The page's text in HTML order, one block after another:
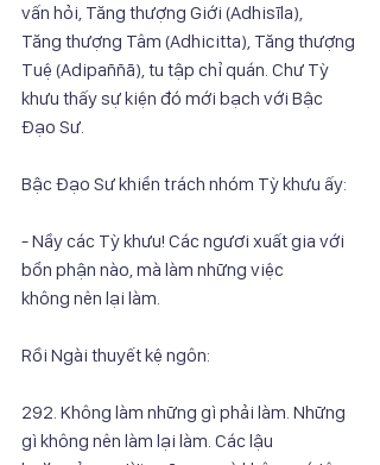
vấn hỏi, Tăng thượng Giới (Adhisīla),
Tăng thượng Tâm (Adhicitta), Tăng thượng
Tuệ (Adipaññā), tu tập chỉ quán. Chư Tỳ
khưu thấy sự kiện đó mới bạch với Bậc
Đạo Sư.
Bậc Đạo Sư khiển trách nhóm Tỳ khưu ấy:
- Nầy các Tỳ khưu! Các ngươi xuất gia với
bổn phận nào, mà làm những việc
không nên lại làm.
Rồi Ngài thuyết kệ ngôn:
292. Không làm những gì phải làm. Những
gì không nên làm lại làm. Các lậu